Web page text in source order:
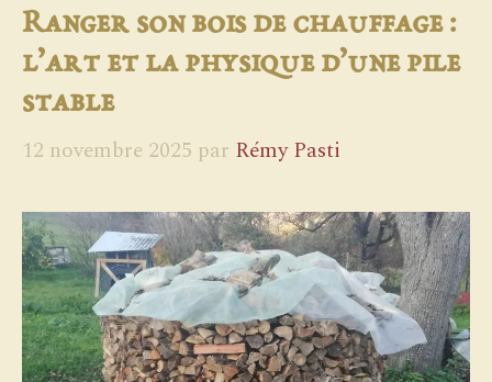
Ranger son bois de chauffage :
l’art et la physique d’une pile
stable
12 novembre 2025 par Rémy Pasti